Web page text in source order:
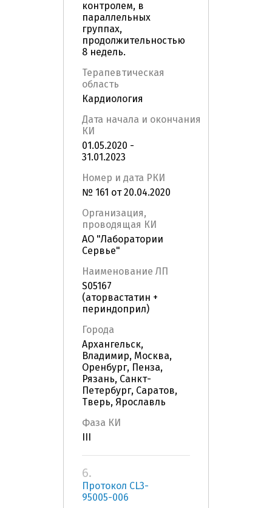
контролем, в
параллельных
группах,
продолжительностью
8 недель.
Терапевтическая
область
Кардиология
Дата начала и окончания
КИ
01.05.2020 -
31.01.2023
Номер и дата РКИ
№ 161 от 20.04.2020
Организация,
проводящая КИ
АО "Лаборатории
Сервье"
Наименование ЛП
S05167
(аторвастатин +
периндоприл)
Города
Архангельск,
Владимир, Москва,
Оренбург, Пенза,
Рязань, Санкт-
Петербург, Саратов,
Тверь, Ярославль
Фаза КИ
6.
Протокол CL3-
95005-006